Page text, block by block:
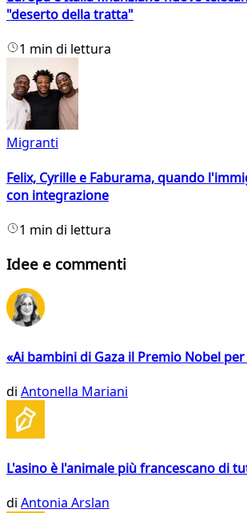
"deserto della tratta"
1 min di lettura
Migranti
Felix, Cyrille e Faburama, quando
con integrazione
1 min di lettura
Idee e commenti
«Ai bambini di Gaza il Premio Nobel per
di Antonella Mariani
L'asino è l'animale più francescano di
di Antonia Arslan